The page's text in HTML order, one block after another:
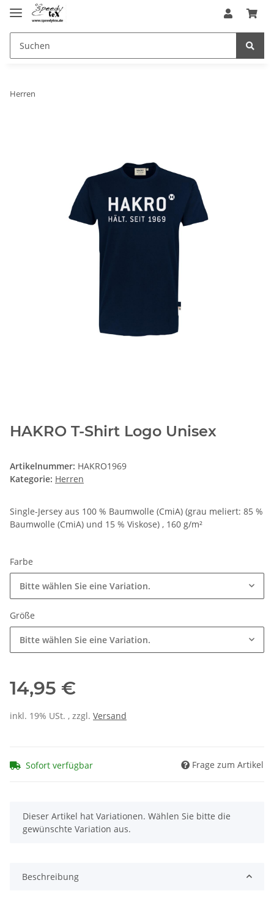
Herren
HAKRO T-Shirt Logo Unisex
Artikelnummer: HAKRO1969
Kategorie: Herren
Single-Jersey aus 100 % Baumwolle (CmiA) (grau meliert: 85 %
Baumwolle (CmiA) und 15 % Viskose) , 160 g/m²
Farbe
Bitte wählen Sie eine Variation.
Größe
Bitte wählen Sie eine Variation.
14,95 €
inkl. 19% USt. , zzgl. Versand
Sofort verfügbar Frage zum Artikel
x
Dieser Artikel hat Variationen. Wählen Sie bitte die
gewünschte Variation aus.
Beschreibung